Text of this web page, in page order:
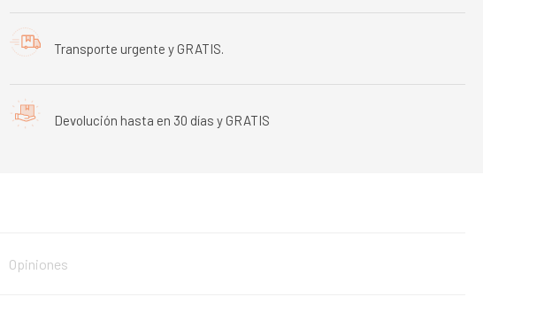
Transporte urgente y GRATIS.
Devolución hasta en 30 días y GRATIS
Opiniones